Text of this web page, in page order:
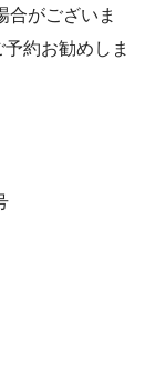
合がございま
約お勧めしま